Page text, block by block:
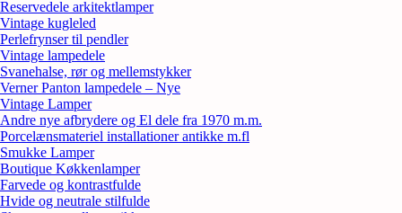
Reservedele arkitektlamper
Vintage kugleled
Perlefrynser til pendler
Vintage lampedele
Svanehalse, rør og mellemstykker
Verner Panton lampedele – Nye
Vintage Lamper
Andre nye afbrydere og El dele fra 1970 m.m.
Porcelænsmateriel installationer antikke m.fl
Smukke Lamper
Boutique Køkkenlamper
Farvede og kontrastfulde
Hvide og neutrale stilfulde